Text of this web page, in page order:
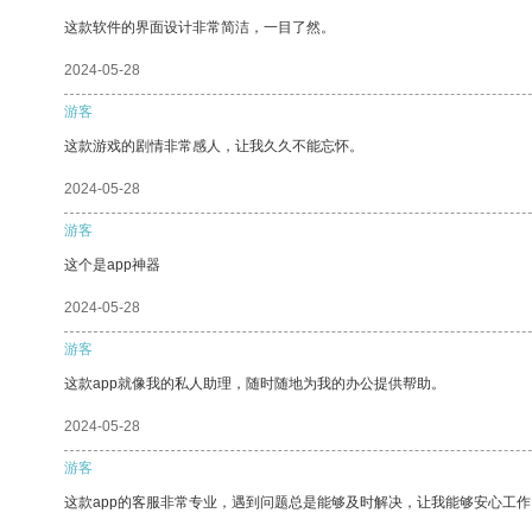
这款软件的界面设计非常简洁，一目了然。
2024-05-28
游客
这款游戏的剧情非常感人，让我久久不能忘怀。
2024-05-28
游客
这个是app神器
2024-05-28
游客
这款app就像我的私人助理，随时随地为我的办公提供帮助。
2024-05-28
游客
这款app的客服非常专业，遇到问题总是能够及时解决，让我能够安心工